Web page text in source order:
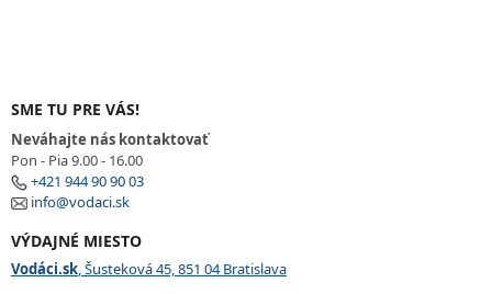
SME TU PRE VÁS!
Neváhajte nás kontaktovať
Pon - Pia 9.00 - 16.00
+421 944 90 90 03
info@vodaci.sk
VÝDAJNÉ MIESTO
Vodáci.sk, Šusteková 45, 851 04 Bratislava